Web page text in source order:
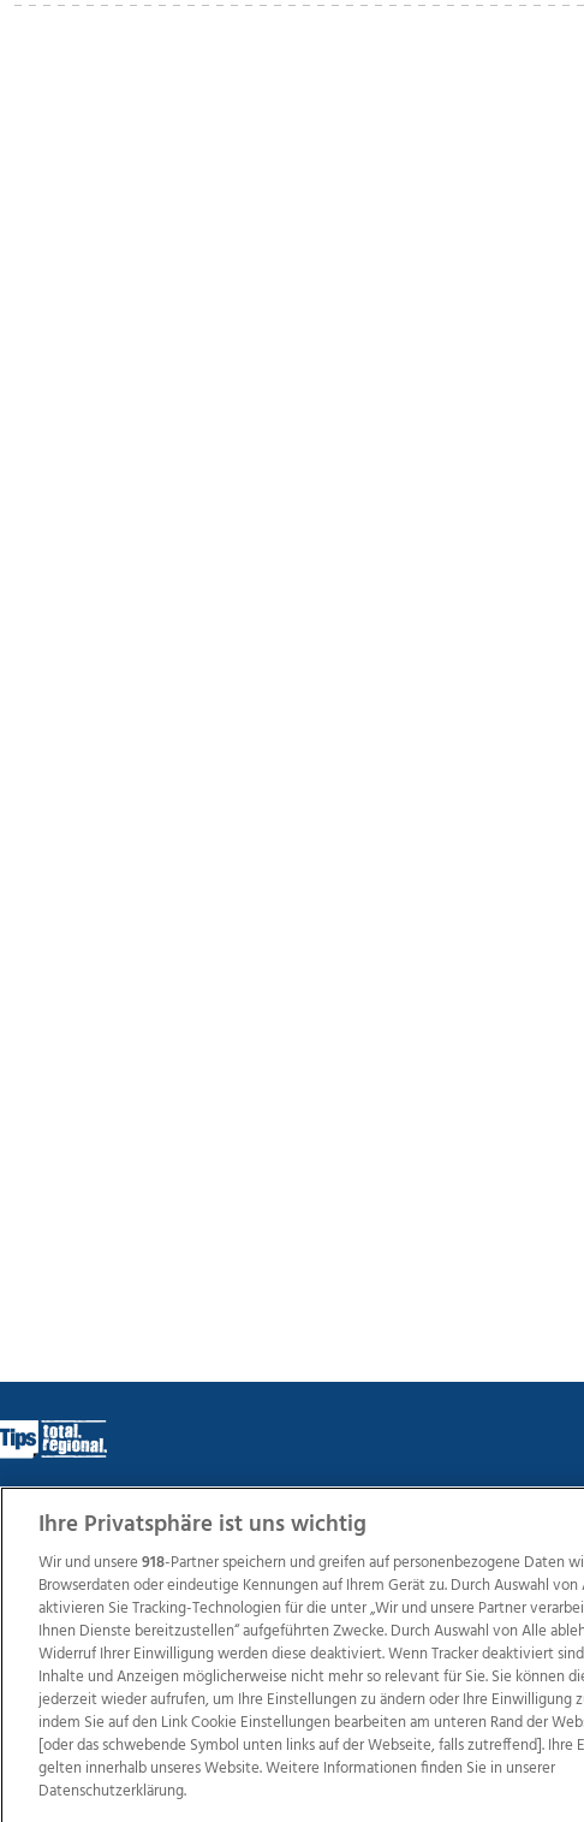
Kontakt
Weitere
TV1 di-mog-i.at OÖNow Ischler Woche Life Radio
Copyrights © 2026 Tips Zeitungs GmbH & Co KG
Ihre Privatsphäre ist uns wichtig
Wir und unsere918-Partner speichern und greifen auf personenbezogene Daten
Browserdaten oder eindeutige Kennungen auf Ihrem Gerät zu. Durch Auswahl
aktivieren Sie Tracking-Technologien für die unter „Wir und unsere Partner
Ihnen Dienste bereitzustellen“ aufgeführten Zwecke. Durch Auswahl von Alle
Widerruf Ihrer Einwilligung werden diese deaktiviert. Wenn Tracker deaktiviert
Inhalte und Anzeigen möglicherweise nicht mehr so relevant für Sie. Sie können
jederzeit wieder aufrufen, um Ihre Einstellungen zu ändern oder Ihre Einwilligung
indem Sie auf den Link Cookie Einstellungen bearbeiten am unteren Rand der
[oder das schwebende Symbol unten links auf der Webseite, falls zutreffend]. Ihre
gelten innerhalb unseres Website. Weitere Informationen finden Sie in unserer
Datenschutzerklärung.